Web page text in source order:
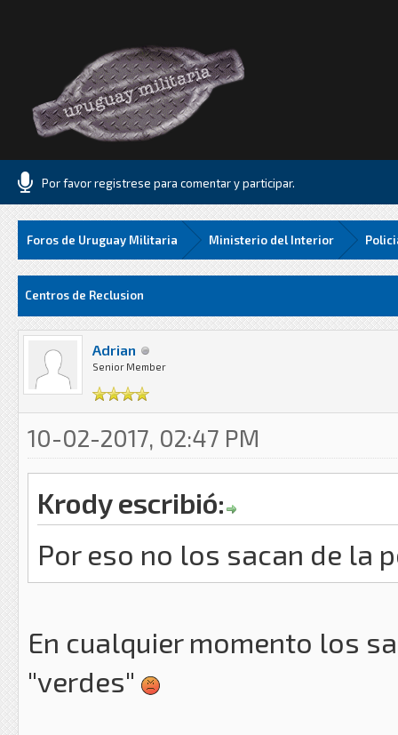
Por favor registrese para comentar y participar.
Foros de Uruguay Militaria Ministerio del Interior
Centros de Reclusion
Adrian
Senior Member
10-02-2017, 02:47 PM
Krody escribió:
Por eso no los sacan de la
En cualquier momento los
"verdes"